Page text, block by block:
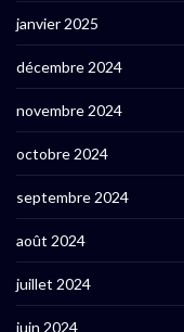
janvier 2025
décembre 2024
novembre 2024
octobre 2024
septembre 2024
août 2024
juillet 2024
juin 2024